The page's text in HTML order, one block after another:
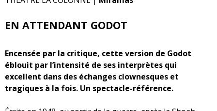
EN ATTENDANT GODOT
Encensée par la critique, cette version de Godot
éblouit par l’intensité de ses interprètes qui
excellent dans des échanges clownesques et
tragiques à la fois. Un spectacle-référence.